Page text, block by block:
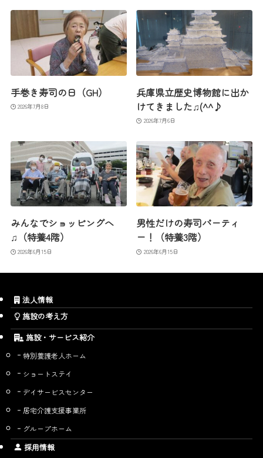
手巻き寿司の日（GH）
2026年7月8日
兵庫県立歴史博物館に出か
けてきました♫(^^♪
2026年7月6日
みんなでショッピングへ
♫（特養4階）
2026年6月15日
男性だけの寿司パーティ
ー！（特養3階）
2026年6月15日
法人情報
施設の考え方
施設・サービス紹介
特別養護老人ホーム
ショートステイ
デイサービスセンター
居宅介護支援事業所
グループホーム
採用情報